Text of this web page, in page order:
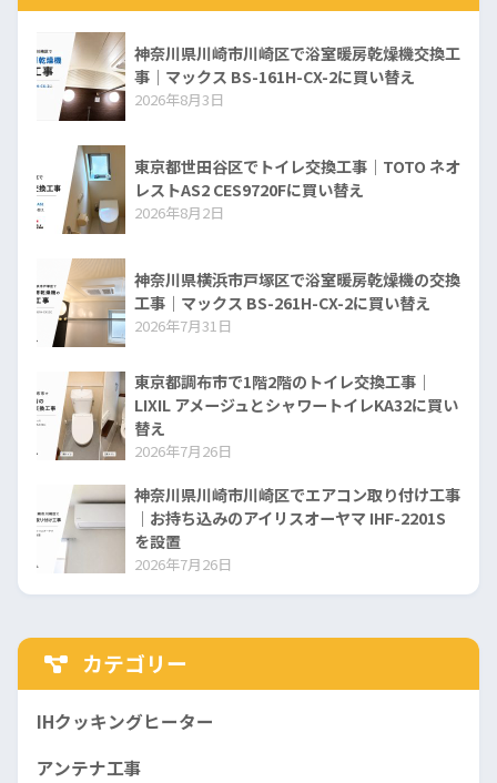
神奈川県川崎市川崎区で浴室暖房乾燥機交換工
事｜マックス BS-161H-CX-2に買い替え
2026年8月3日
東京都世田谷区でトイレ交換工事｜TOTO ネオ
レストAS2 CES9720Fに買い替え
2026年8月2日
神奈川県横浜市戸塚区で浴室暖房乾燥機の交換
工事｜マックス BS-261H-CX-2に買い替え
2026年7月31日
東京都調布市で1階2階のトイレ交換工事｜
LIXIL アメージュとシャワートイレKA32に買い
替え
2026年7月26日
神奈川県川崎市川崎区でエアコン取り付け工事
｜お持ち込みのアイリスオーヤマ IHF-2201S
を設置
2026年7月26日
カテゴリー
IHクッキングヒーター
アンテナ工事